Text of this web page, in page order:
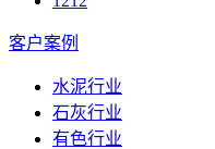
客户案例
水泥行业
石灰行业
有色行业